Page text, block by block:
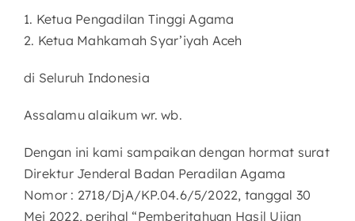
1. Ketua Pengadilan Tinggi Agama
2. Ketua Mahkamah Syar’iyah Aceh
di Seluruh Indonesia
Assalamu alaikum wr. wb.
Dengan ini kami sampaikan dengan hormat surat
Direktur Jenderal Badan Peradilan Agama
Nomor : 2718/DjA/KP.04.6/5/2022, tanggal 30
Mei 2022, perihal “Pemberitahuan Hasil Ujian